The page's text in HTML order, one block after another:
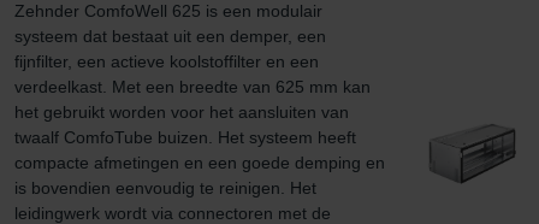
Zehnder ComfoWell 625 is een modulair
systeem dat bestaat uit een demper, een
fijnfilter, een actieve koolstoffilter en een
verdeelkast. Met een breedte van 625 mm kan
het gebruikt worden voor het aansluiten van
twaalf ComfoTube buizen. Het systeem heeft
compacte afmetingen en een goede demping en
is bovendien eenvoudig te reinigen. Het
leidingwerk wordt via connectoren met de